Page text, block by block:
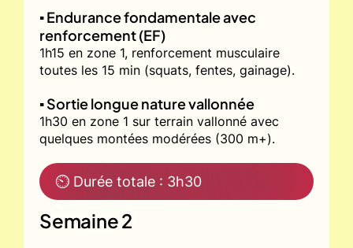
▪️ Endurance fondamentale avec
renforcement (EF)
1h15 en zone 1, renforcement musculaire
toutes les 15 min (squats, fentes, gainage).
▪️ Sortie longue nature vallonnée
1h30 en zone 1 sur terrain vallonné avec
quelques montées modérées (300 m+).
⏲ Durée totale : 3h30
Semaine 2